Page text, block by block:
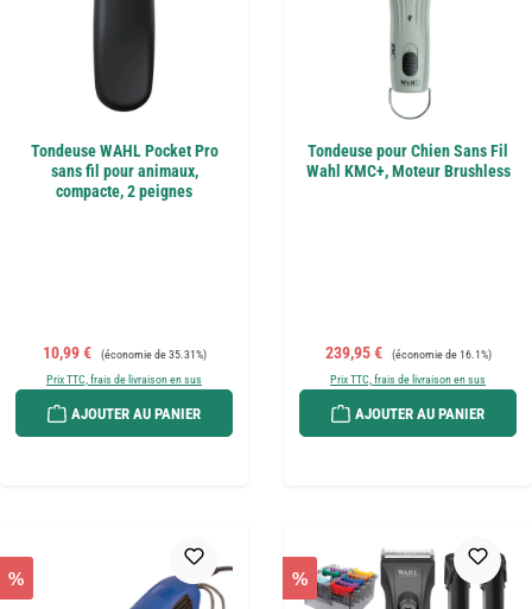
Tondeuse WAHL Pocket Pro
sans fil pour animaux,
compacte, 2 peignes
Prix de vente :
10,99 € Prix régulier :
(économie de 35.31%)
Prix TTC, frais de livraison en sus
AJOUTER AU PANIER
Tondeuse pour Chien Sans Fil
Wahl KMC+, Moteur Brushless
Prix de vente :
239,95 € Prix régulier :
(économie de 16.1%)
Prix TTC, frais de livraison en sus
AJOUTER AU PANIER
% %